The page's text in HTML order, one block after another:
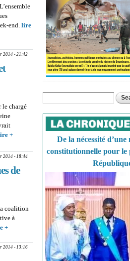
end. lire
2014 - 21:42
le chargé
+
CHARGE DES
A LA RADDHO :
continent des
gouvernance
faibles et
inefficaces…’’
2014 - 18:44
de
coalition
à
+
GOUVERNANCE,
DEMOCRATIE
2014 - 13:16
Search form
De la nécessité
constitutionnelle pour le